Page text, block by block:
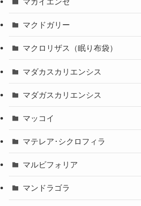
マクドガリー
マクロリザス（眠り布袋）
マダカスカリエンシス
マダガスカリエンシス
マッコイ
マテレア･シクロフィラ
マルビフォリア
マンドラゴラ